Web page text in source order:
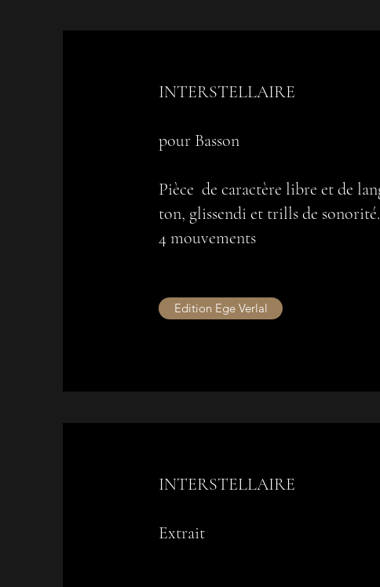
INTERSTELLAIRE
pour Basson
Pièce de caractère libre et de
ton, glissendi et trills de sonorité.
4 mouvements
Edition Ege Verlal
INTERSTELLAIRE
Extrait